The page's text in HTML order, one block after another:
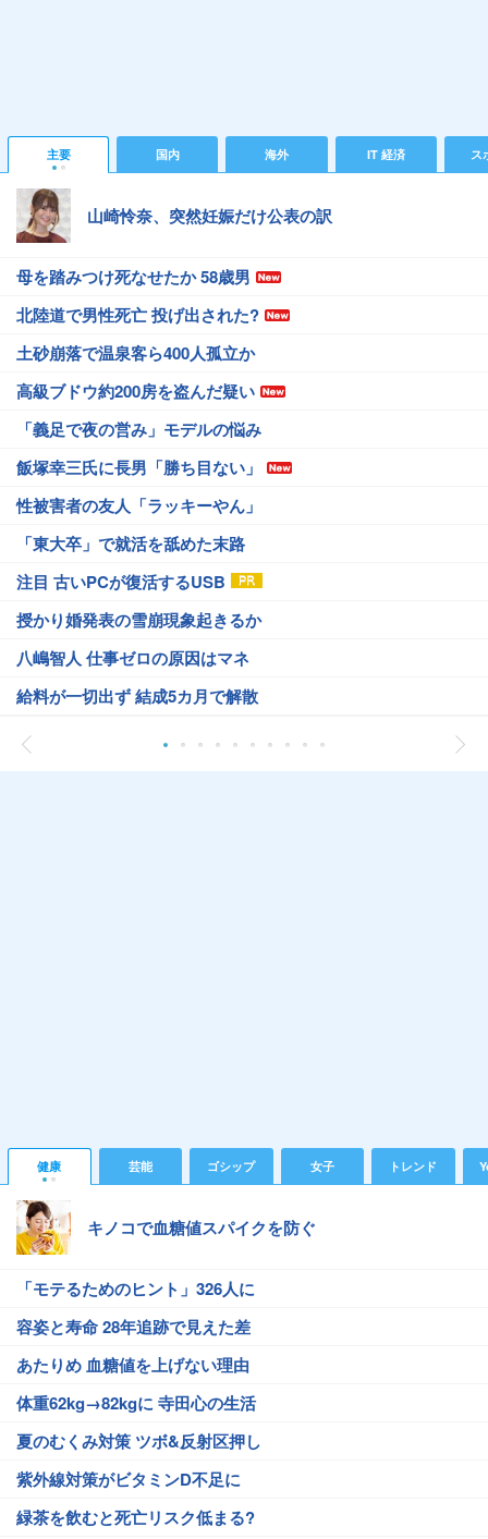
主要 国内 海外 IT 経済 ス
山崎怜奈、突然妊娠だけ公表の訳
母を踏みつけ死なせたか 58歳男
北陸道で男性死亡 投げ出された?
土砂崩落で温泉客ら400人孤立か
高級ブドウ約200房を盗んだ疑い
「義足で夜の営み」モデルの悩み
飯塚幸三氏に長男「勝ち目ない」
性被害者の友人「ラッキーやん」
「東大卒」で就活を舐めた末路
注目 古いPCが復活するUSB
授かり婚発表の雪崩現象起きるか
八嶋智人 仕事ゼロの原因はマネ
給料が一切出ず 結成5カ月で解散
健康 芸能 ゴシップ 女子 トレンド
キノコで血糖値スパイクを防ぐ
「モテるためのヒント」326人に
容姿と寿命 28年追跡で見えた差
あたりめ 血糖値を上げない理由
体重62kg→82kgに 寺田心の生活
夏のむくみ対策 ツボ&反射区押し
紫外線対策がビタミンD不足に
緑茶を飲むと死亡リスク低まる?